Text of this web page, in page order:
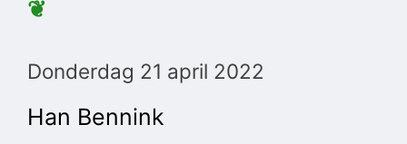
❦
Donderdag 21 april 2022
Han Bennink